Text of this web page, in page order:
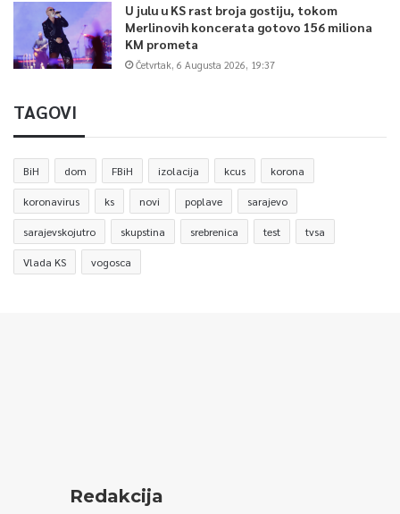
U julu u KS rast broja gostiju, tokom
Merlinovih koncerata gotovo 156 miliona
KM prometa
Četvrtak, 6 Augusta 2026, 19:37
TAGOVI
BiH dom FBiH izolacija kcus korona
koronavirus ks novi poplave sarajevo
sarajevskojutro skupstina srebrenica test tvsa
Vlada KS vogosca
Redakcija